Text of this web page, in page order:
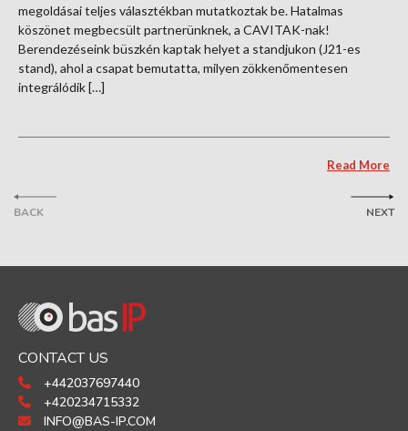
BACK
megoldásai teljes választékban mutatkoztak be. Hatalmas
köszönet megbecsült partnerünknek, a CAVITAK-nak!
Berendezéseink büszkén kaptak helyet a standjukon (J21-es
stand), ahol a csapat bemutatta, milyen zökkenőmentesen
integrálódik […]
Read More
NEXT
CONTACT US
+442037697440
+420234715332
INFO@BAS-IP.COM